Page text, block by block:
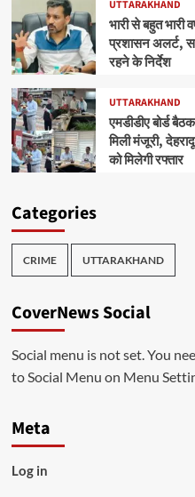
UTTARAKHAND
भारी से बहुत भारी
प्रशासन अलर्ट,
रहने के निर्देश
UTTARAKHAND
एमडीडीए बोर्ड
मिली मंजूरी,
को मिलेगी रफ्तार
Categories
CRIME UTTARAKHAND
CoverNews Social
Social menu is not set. You
to Social Menu on Menu
Meta
Log in